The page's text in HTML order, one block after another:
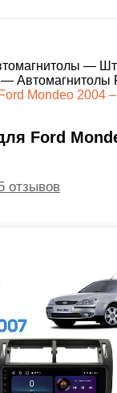
—
— Автомагнитолы
Mondeo 2004
Ford
отзывов